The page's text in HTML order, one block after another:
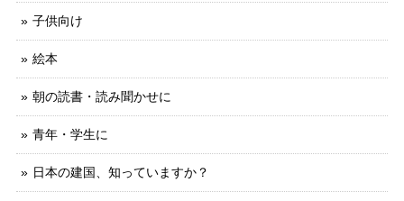
子供向け
絵本
朝の読書・読み聞かせに
青年・学生に
日本の建国、知っていますか？